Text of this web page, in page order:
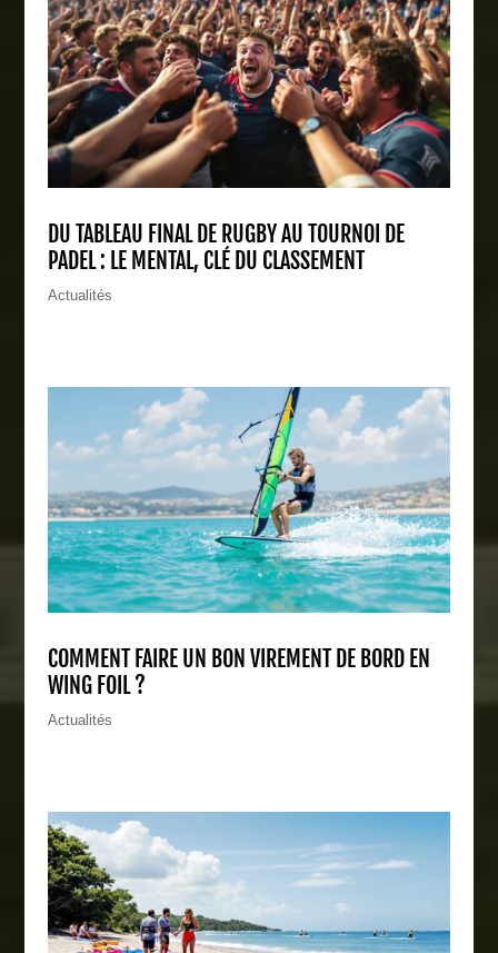
DU TABLEAU FINAL DE RUGBY AU TOURNOI DE
PADEL : LE MENTAL, CLÉ DU CLASSEMENT
Actualités
COMMENT FAIRE UN BON VIREMENT DE BORD EN
WING FOIL ?
Actualités